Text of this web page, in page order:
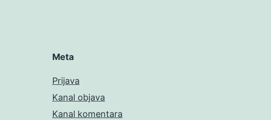
Meta
Prijava
Kanal objava
Kanal komentara